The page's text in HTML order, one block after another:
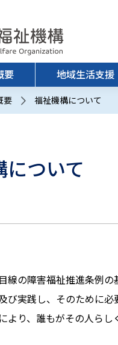
要
祉機構について
地域生活支援
ゆり園研究概要
要 福祉機構について
ついて
線の障害福祉推進条例
び実践し、そのために
より、誰もがその人ら